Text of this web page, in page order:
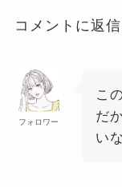
コメントに返
フォロワー
こ
だ
い